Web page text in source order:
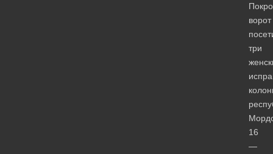
ворот
три
16
—